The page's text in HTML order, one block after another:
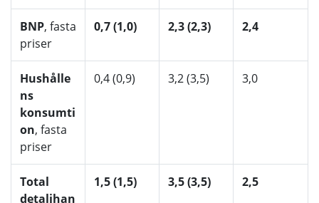
BNP, fasta
priser
0,7 (1,0) 2,3 (2,3) 2,4
Hushålle
ns
konsumti
on, fasta
priser
0,4 (0,9) 3,2 (3,5) 3,0
Total
detaljhan
1,5 (1,5) 3,5 (3,5) 2,5